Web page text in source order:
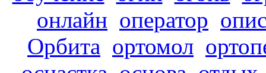
онлайн оператор
Орбита ортомол